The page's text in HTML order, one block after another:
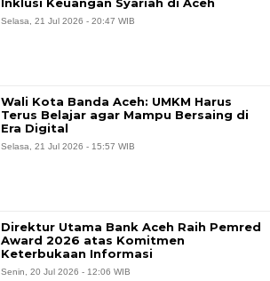
Selasa, 21 Jul 2026 - 20:47 WIB
Wali Kota Banda Aceh: UMKM Harus
Terus Belajar agar Mampu Bersaing di
Era Digital
Selasa, 21 Jul 2026 - 15:57 WIB
Direktur Utama Bank Aceh Raih Pemred
Award 2026 atas Komitmen
Keterbukaan Informasi
Senin, 20 Jul 2026 - 12:06 WIB